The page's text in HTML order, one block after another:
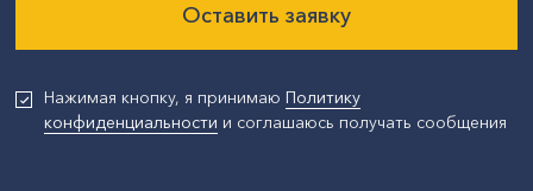
Оставить заявку
Нажимая кнопку, я принимаю Политику
конфиденциальности и соглашаюсь получать сообщения